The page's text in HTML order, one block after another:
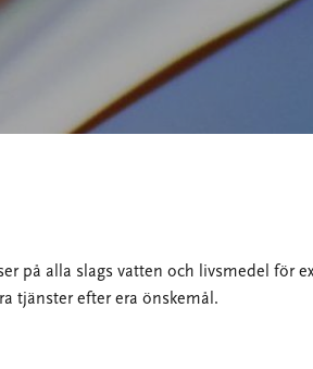
på alla slags vatten och livsmedel för
tjänster efter era önskemål.